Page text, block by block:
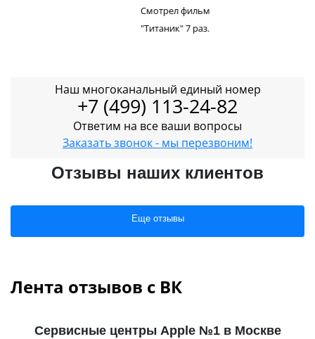
Смотрел фильм
"Титаник" 7 раз.
Наш многоканальный единый номер
+7 (499) 113-24-82
Ответим на все ваши вопросы
Заказать звонок - мы перезвоним!
Отзывы наших клиентов
Еще отзывы
Лента отзывов с ВК
Сервисные центры Apple №1 в Москве